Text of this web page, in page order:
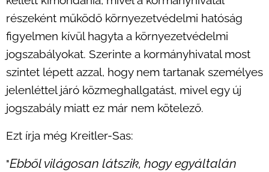
részeként működő környezetvédelmi hatóság
figyelmen kívül hagyta a környezetvédelmi
jogszabályokat. Szerinte a kormányhivatal most
szintet lépett azzal, hogy nem tartanak személyes
jelenléttel járó közmeghallgatást, mivel egy új
jogszabály miatt ez már nem kötelező.
Ezt írja még Kreitler-Sas:
"Ebből világosan látszik, hogy egyáltalán